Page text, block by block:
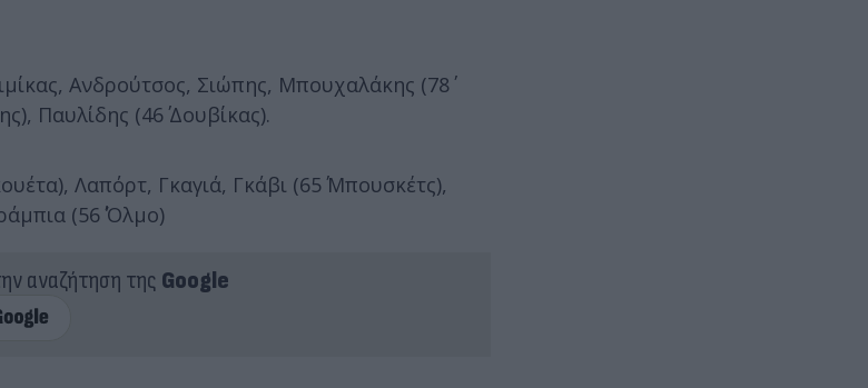
Ανδρούτσος, Σιώπης, Μπουχαλάκης (78΄
Παυλίδης (46΄ Δουβίκας).
Λαπόρτ, Γκαγιά, Γκάβι (65΄ Μπουσκέτς),
(56΄ Όλμο)
αναζήτηση της Google